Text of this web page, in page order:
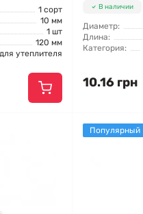
1 сорт
10 мм
1 шт
120 мм
утеплителя
В наличии
Диаметр:
Длина:
Категория:
10.16 грн
Популярный